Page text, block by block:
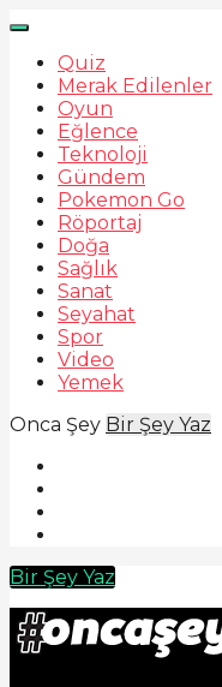
Quiz
Merak Edilenler
Oyun
Eğlence
Teknoloji
Gündem
Pokemon Go
Röportaj
Doğa
Sağlık
Sanat
Seyahat
Spor
Video
Yemek
Onca Şey Bir Şey Yaz
Bir Şey Yaz